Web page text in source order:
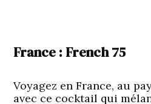
France : French 75
Voyagez en France, au
avec ce cocktail qui